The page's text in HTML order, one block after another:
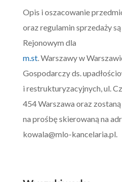
Opis i oszacowanie
oraz regulamin sprzedaży
Rejonowym dla
m.st. Warszawy w
Gospodarczy ds.
i restrukturyzacyjnych, ul.
454 Warszawa oraz
na prośbę skierowaną na
kowala@mlo-kancelaria.pl.